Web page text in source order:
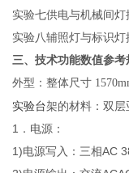
实验七供电与机械间
实验八辅照灯与标识
三、技术功能数值参考
外型：整体尺寸
实验台架的材料：双层
1．电源：
1)电源写入：三相AC